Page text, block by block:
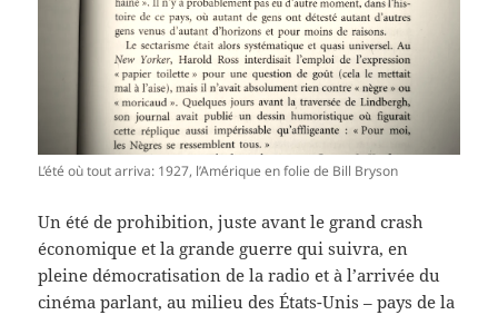
L’été où tout arriva: 1927, l’Amérique en folie de Bill Bryson
Un été de prohibition, juste avant le grand crash
économique et la grande guerre qui suivra, en
pleine démocratisation de la radio et à l’arrivée du
cinéma parlant, au milieu des États-Unis – pays de la